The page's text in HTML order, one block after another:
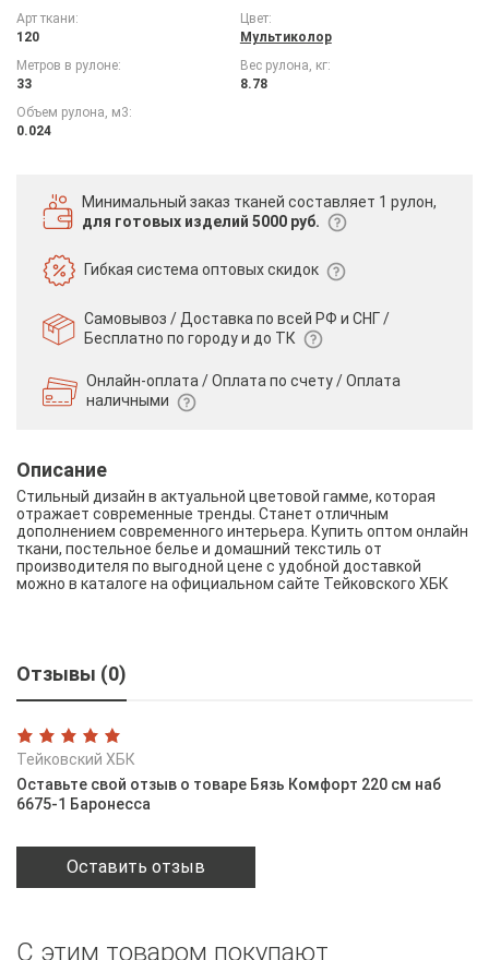
Арт ткани:
120
Цвет:
Мультиколор
Метров в рулоне:
33
Вес рулона, кг:
8.78
Объем рулона, м3:
0.024
Минимальный заказ тканей составляет 1 рулон,
для готовых изделий 5000 руб.
Гибкая системаоптовых скидок
Самовывоз / Доставка по всей РФ и СНГ /
Бесплатно по городу и до ТК
Онлайн-оплата / Оплата по счету /Оплата
наличными
Описание
Стильный дизайн в актуальной цветовой гамме, которая
отражает современные тренды. Станет отличным
дополнением современного интерьера. Купить оптом онлайн
ткани, постельное белье и домашний текстиль от
производителя по выгодной цене с удобной доставкой
можно в каталоге на официальном сайте Тейковского ХБК
Отзывы (0)
Тейковский ХБК
Оставьте свой отзыв о товаре Бязь Комфорт 220 см наб
6675-1 Баронесса
Оставить отзыв
С этим товаром покупают